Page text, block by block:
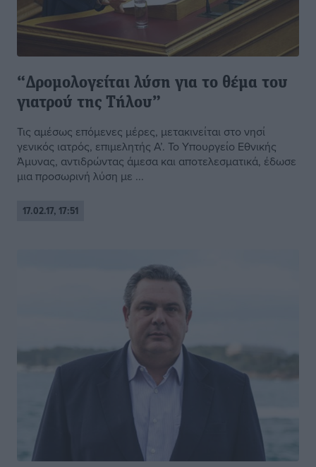
“Δρομολογείται λύση για το θέμα του
γιατρού της Τήλου”
Τις αμέσως επόμενες μέρες, μετακινείται στο νησί
γενικός ιατρός, επιμελητής Α’. Το Υπουργείο Εθνικής
Άμυνας, αντιδρώντας άμεσα και αποτελεσματικά, έδωσε
μια προσωρινή λύση με ...
17.02.17, 17:51